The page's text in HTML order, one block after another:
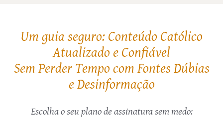
Um guia seguro: Conteúdo Católico
Atualizado e Confiável
Sem Perder Tempo com Fontes Dúbias
e Desinformação
Escolha o seu plano de assinatura sem medo: